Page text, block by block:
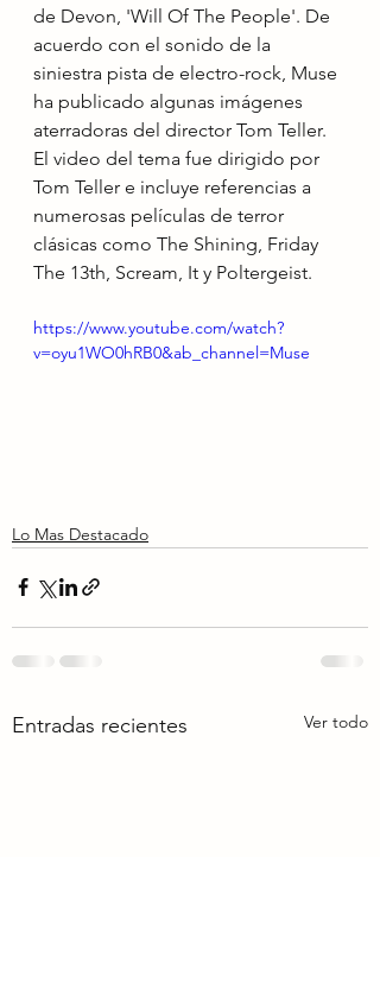
de Devon, 'Will Of The People'. De
acuerdo con el sonido de la
siniestra pista de electro-rock, Muse
ha publicado algunas imágenes
aterradoras del director Tom Teller.
El video del tema fue dirigido por
Tom Teller e incluye referencias a
numerosas películas de terror
clásicas como The Shining, Friday
The 13th, Scream, It y Poltergeist.
https://www.youtube.com/watch?
v=oyu1WO0hRB0&ab_channel=Muse
Lo Mas Destacado
Entradas recientes Ver todo